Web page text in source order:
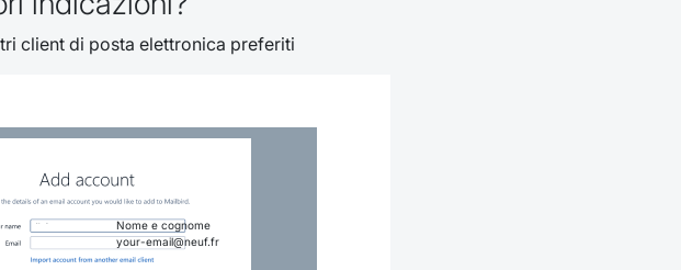
client di posta elettronica preferiti
Nome e cognome
your-email@neuf.fr